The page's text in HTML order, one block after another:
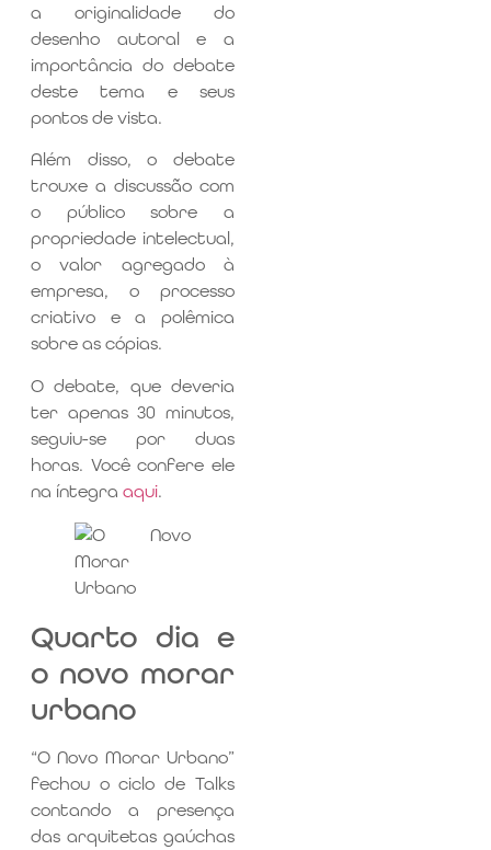
a originalidade do
desenho autoral e a
importância do debate
deste tema e seus
pontos de vista.
Além disso, o debate
trouxe a discussão com
o público sobre a
propriedade intelectual,
o valor agregado à
empresa, o processo
criativo e a polêmica
sobre as cópias.
O debate, que deveria
ter apenas 30 minutos,
seguiu-se por duas
horas. Você confere ele
na íntegra aqui.
Quarto dia e
o novo morar
urbano
“O Novo Morar Urbano”
fechou o ciclo de Talks
contando a presença
das arquitetas gaúchas